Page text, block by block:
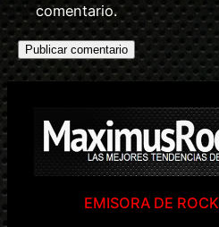
comentario.
EMISORA DE